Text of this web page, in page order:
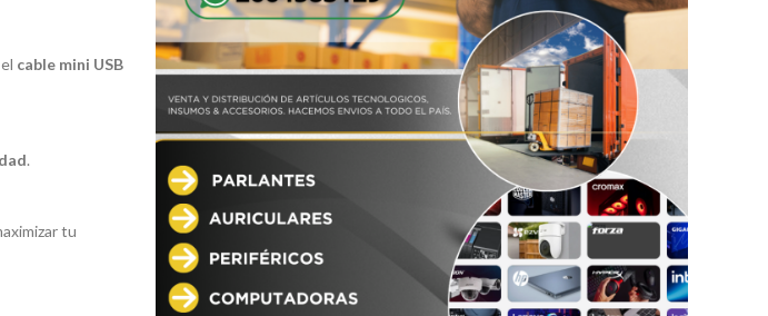
cable mini USB
.
tu